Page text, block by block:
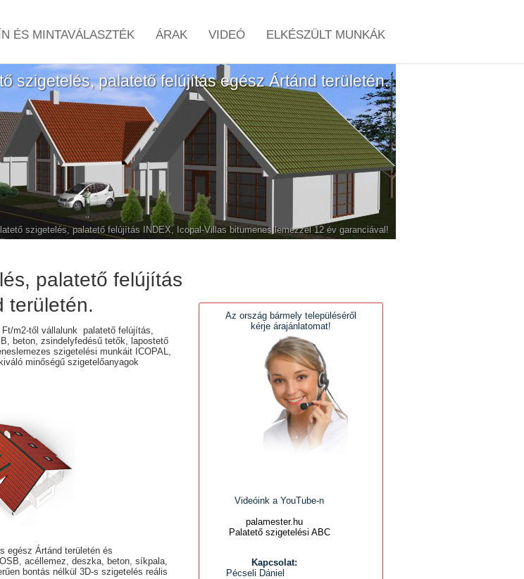
ÉS MINTAVÁLASZTÉK ÁRAK VIDEÓ ELKÉSZÜLT MUNKÁK
szigetelés, palatető felújítás egész Ártánd területén.
szigetelés, palatető felújítás INDEX, Icopal-Villas bitumenes lemezzel 12 év garanciával!
palatető felújítás
területén.
m2-től vállalunk palatető felújítás,
beton, zsindelyfedésű tetők, lapostető
szigetelési munkáit ICOPAL,
minőségű szigetelőanyagok
egész Ártánd területén és
acéllemez, deszka, beton, síkpala,
bontás nélkül 3D-s szigetelés reális
Az ország bármely településéről
kérje árajánlatomat!
Videóink a YouTube-n
palamester.hu
Palatető szigetelési ABC
Kapcsolat:
Pécseli Dániel